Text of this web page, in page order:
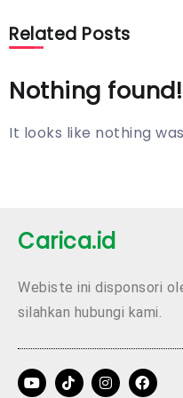
Related Posts
Nothing found!
It looks like nothing
Carica.id
Webiste ini disponsori
silahkan hubungi kami.